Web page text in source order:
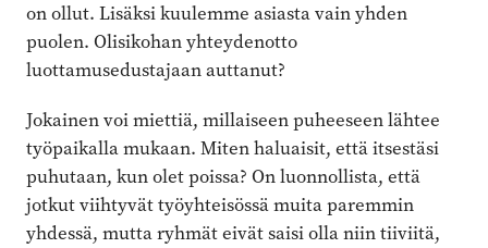
on ollut. Lisäksi kuulemme asiasta vain yhden
puolen. Olisikohan yhteydenotto
luottamusedustajaan auttanut?
Jokainen voi miettiä, millaiseen puheeseen lähtee
työpaikalla mukaan. Miten haluaisit, että itsestäsi
puhutaan, kun olet poissa? On luonnollista, että
jotkut viihtyvät työyhteisössä muita paremmin
yhdessä, mutta ryhmät eivät saisi olla niin tiiviitä,